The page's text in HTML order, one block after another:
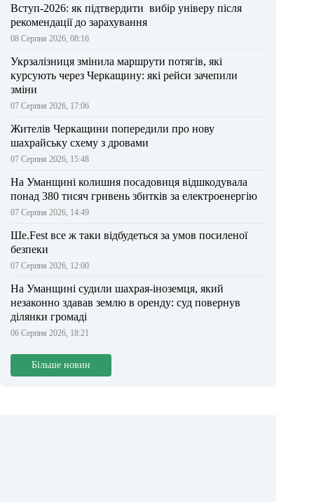
Вступ-2026: як підтвердити вибір універу після
рекомендації до зарахування
08 Серпня 2026, 08:16
Укрзалізниця змінила маршрути потягів, які
курсують через Черкащину: які рейси зачепили
зміни
07 Серпня 2026, 17:06
Жителів Черкащини попередили про нову
шахрайську схему з дровами
07 Серпня 2026, 15:48
На Уманщині колишня посадовиця відшкодувала
понад 380 тисяч гривень збитків за електроенергію
07 Серпня 2026, 14:49
Ше.Fest все ж таки відбудеться за умов посиленої
безпеки
07 Серпня 2026, 12:00
На Уманщині судили шахрая-іноземця, який
незаконно здавав землю в оренду: суд повернув
ділянки громаді
06 Серпня 2026, 18:21
Більше новин